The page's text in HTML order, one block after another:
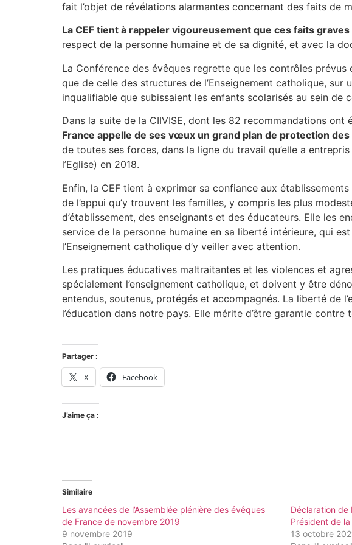
fait l’objet de révélations alarmantes concernant des faits de
La CEF tient à rappeler vigoureusement que ces faits
respect de la personne humaine et de sa dignité, et avec la
La Conférence des évêques regrette que les contrôles
que de celle des structures de l’Enseignement catholique,
inqualifiable que subissaient les enfants scolarisés au sein de
Dans la suite de la CIIVISE, dont les 82 recommandations
France appelle de ses vœux un grand plan de protection
de toutes ses forces, dans la ligne du travail qu’elle a
l’Eglise) en 2018.
Enfin, la CEF tient à exprimer sa confiance aux
de l’appui qu’y trouvent les familles, y compris les plus
d’établissement, des enseignants et des éducateurs. Elle les
service de la personne humaine en sa liberté intérieure, qui
l’Enseignement catholique d’y veiller avec attention.
Les pratiques éducatives maltraitantes et les violences et
spécialement l’enseignement catholique, et doivent y être
entendus, soutenus, protégés et accompagnés. La liberté de
l’éducation dans notre pays. Elle mérite d’être garantie
Partager :
X Facebook
J’aime ça :
Similaire
Les avancées de l’Assemblée plénière des évêques
de France de novembre 2019
9 novembre 2019
Déclaration de
Président de
13 octobre